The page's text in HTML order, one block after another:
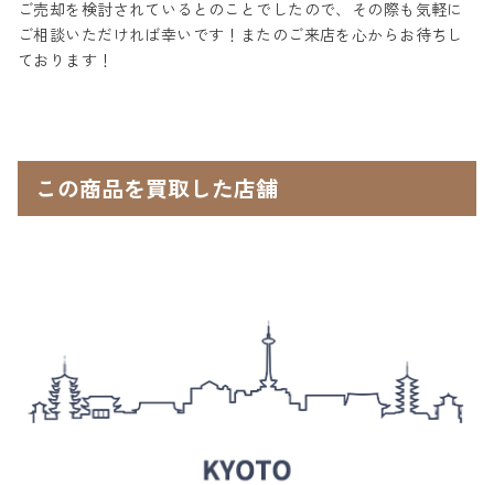
ご売却を検討されているとのことでしたので、その際も気軽に
ご相談いただければ幸いです！またのご来店を心からお待ちし
ております！
この商品を買取した店舗